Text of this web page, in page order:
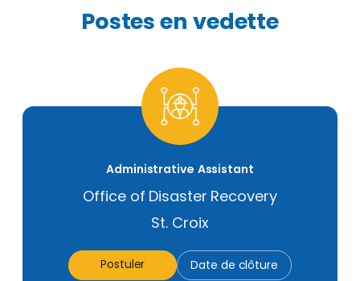
Postes en vedette
Administrative Assistant
Office of Disaster Recovery
St. Croix
Postuler Date de clôture